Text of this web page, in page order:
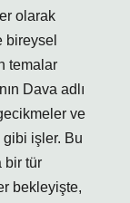
olarak
bireysel
temalar
Dava adlı
ve
işler. Bu
bir tür
bekleyişte,